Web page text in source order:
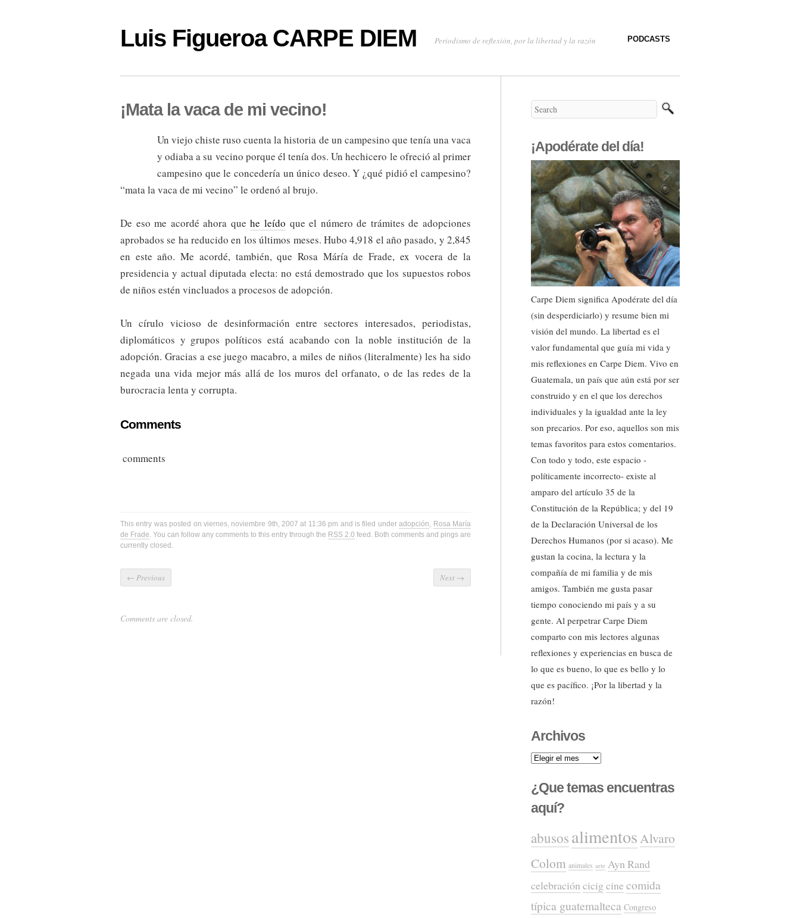
Luis Figueroa CARPE DIEM Periodismo de reflexión, por la libertad y la razón PODCASTS
¡Mata la vaca de mi vecino!
Un viejo chiste ruso cuenta la historia de un campesino que tenía una vaca
y odiaba a su vecino porque él tenía dos. Un hechicero le ofreció al primer
campesino que le concedería un único deseo. Y ¿qué pidió el campesino?
“mata la vaca de mi vecino” le ordenó al brujo.
De eso me acordé ahora quehe leído que el número de trámites de adopciones
aprobados se ha reducido en los últimos meses. Hubo 4,918 el año pasado, y 2,845
en este año. Me acordé, también, que Rosa Máría de Frade, ex vocera de la
presidencia y actual diputada electa: no está demostrado que los supuestos robos
de niños estén vincluados a procesos de adopción.
Un círulo vicioso de desinformación entre sectores interesados, periodistas,
diplomáticos y grupos políticos está acabando con la noble institución de la
adopción. Gracias a ese juego macabro, a miles de niños (literalmente) les ha sido
negada una vida mejor más allá de los muros del orfanato, o de las redes de la
burocracia lenta y corrupta.
Comments
comments
This entry was posted on viernes, noviembre 9th, 2007 at 11:36 pm and is filed underadopción, Rosa María
de Frade. You can follow any comments to this entry through the RSS 2.0 feed. Both comments and pings are
currently closed.
← Previous Next →
Comments are closed.
¡Apodérate del día!
Carpe Diem significa Apodérate del día
(sin desperdiciarlo) y resume bien mi
visión del mundo. La libertad es el
valor fundamental que guía mi vida y
mis reflexiones en Carpe Diem. Vivo en
Guatemala, un país que aún está por ser
construido y en el que los derechos
individuales y la igualdad ante la ley
son precarios. Por eso, aquellos son mis
temas favoritos para estos comentarios.
Con todo y todo, este espacio -
políticamente incorrecto- existe al
amparo del artículo 35 de la
Constitución de la República; y del 19
de la Declaración Universal de los
Derechos Humanos (por si acaso). Me
gustan la cocina, la lectura y la
compañía de mi familia y de mis
amigos. También me gusta pasar
tiempo conociendo mi país y a su
gente. Al perpetrar Carpe Diem
comparto con mis lectores algunas
reflexiones y experiencias en busca de
lo que es bueno, lo que es bello y lo
que es pacífico. ¡Por la libertad y la
razón!
Archivos
Archivos
¿Que temas encuentras
aquí?
abusos alimentosAlvaro
Colom animales arte Ayn Rand
celebración cicig cine comida
típica guatemalteca Congreso